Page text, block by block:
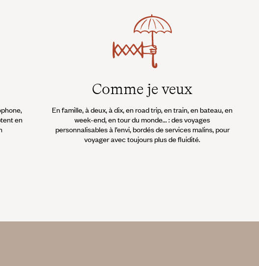
en
Comme je veux
En famille, à deux, à dix, en road trip, en train, en bateau, en
week-end, en tour du monde... : des voyages
personnalisables à l’envi, bordés de services malins, pour
voyager avec toujours plus de fluidité.